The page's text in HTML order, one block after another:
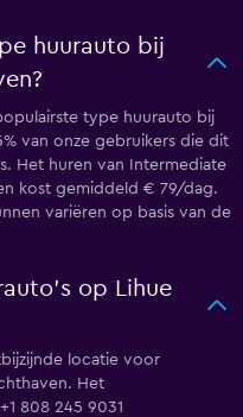
huurauto bij
type huurauto bij
van onze gebruikers die dit
Het huren van Intermediate
kost gemiddeld € 79/dag.
variëren op basis van de
op Lihue
locatie voor
Het
808 245 9031